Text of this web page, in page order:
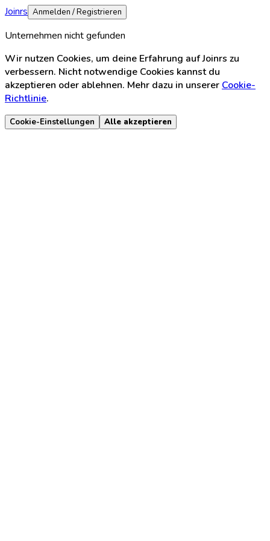
Joinrs Anmelden / Registrieren
Unternehmen nicht gefunden
Wir nutzen Cookies, um deine Erfahrung auf Joinrs zu
verbessern. Nicht notwendige Cookies kannst du
akzeptieren oder ablehnen. Mehr dazu in unserer Cookie-
Richtlinie.
Cookie-Einstellungen Alle akzeptieren